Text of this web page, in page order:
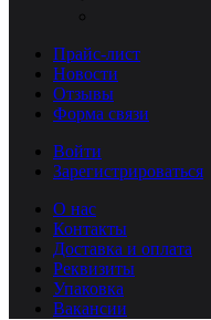
Прайс-лист
Новости
Отзывы
Форма связи
Войти
Зарегистрироваться
О нас
Контакты
Доставка и оплата
Реквизиты
Упаковка
Вакансии